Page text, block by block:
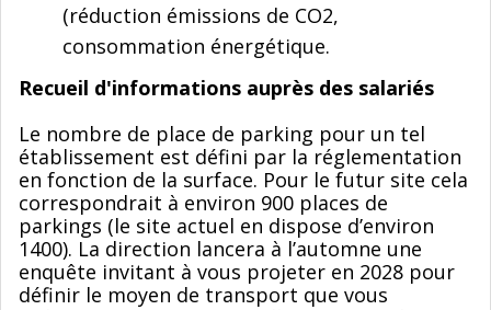
(réduction émissions de CO2,
consommation énergétique.
Recueil d'informations auprès des salariés
Le nombre de place de parking pour un tel
établissement est défini par la réglementation
en fonction de la surface. Pour le futur site cela
correspondrait à environ 900 places de
parkings (le site actuel en dispose d’environ
1400). La direction lancera à l’automne une
enquête invitant à vous projeter en 2028 pour
définir le moyen de transport que vous